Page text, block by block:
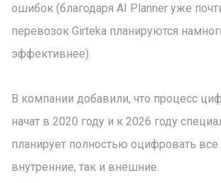
ошибок (благодаря AI Planner уже
перевозок Girteka планируются
эффективнее).
В компании добавили, что процесс
начат в 2020 году и к 2026 году
планирует полностью оцифровать
внутренние, так и внешние.